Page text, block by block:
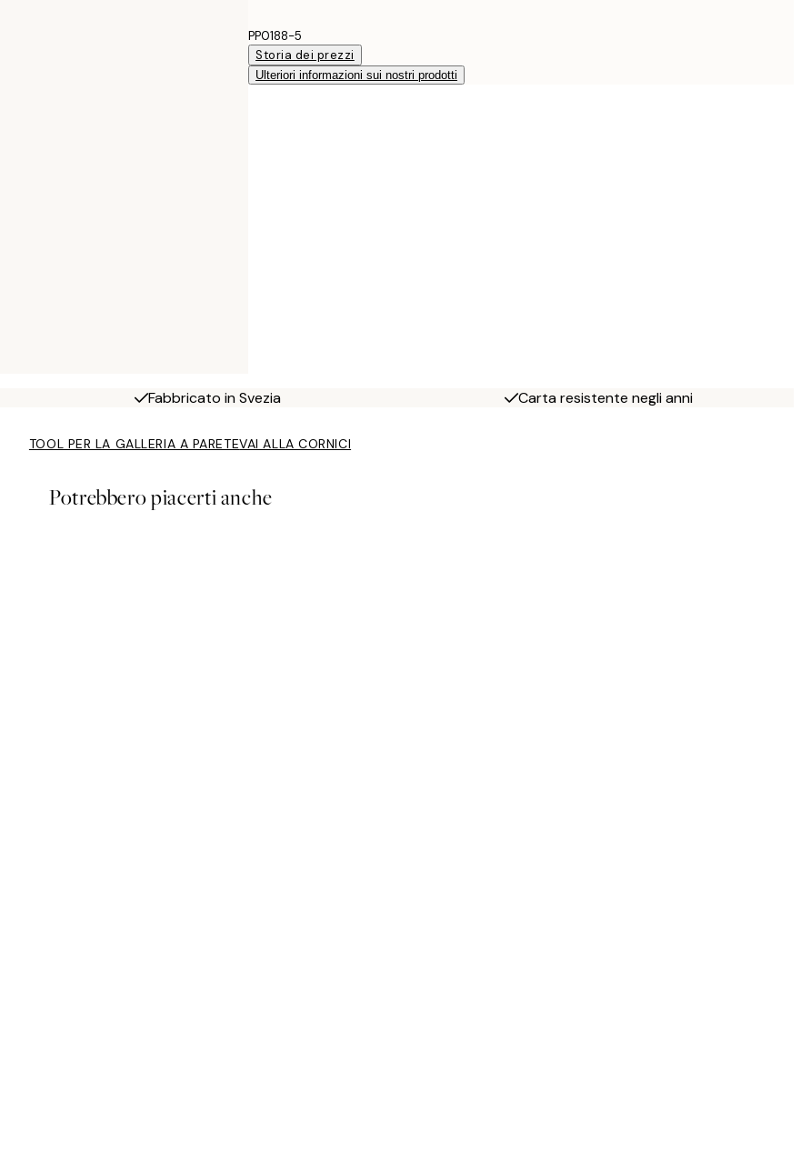
PP0188-5
Storia dei prezzi
Ulteriori informazioni sui nostri prodotti
Fabbricato in Svezia Carta resistente negli anni
TOOL PER LA GALLERIA A PARETEVAI ALLA CORNICI
Potrebbero piacerti anche